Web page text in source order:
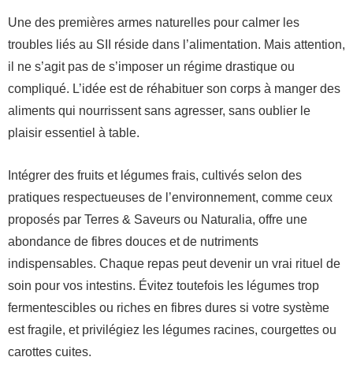
Une des premières armes naturelles pour calmer les
troubles liés au SII réside dans l’alimentation. Mais attention,
il ne s’agit pas de s’imposer un régime drastique ou
compliqué. L’idée est de réhabituer son corps à manger des
aliments qui nourrissent sans agresser, sans oublier le
plaisir essentiel à table.
Intégrer des fruits et légumes frais, cultivés selon des
pratiques respectueuses de l’environnement, comme ceux
proposés par Terres & Saveurs ou Naturalia, offre une
abondance de fibres douces et de nutriments
indispensables. Chaque repas peut devenir un vrai rituel de
soin pour vos intestins. Évitez toutefois les légumes trop
fermentescibles ou riches en fibres dures si votre système
est fragile, et privilégiez les légumes racines, courgettes ou
carottes cuites.